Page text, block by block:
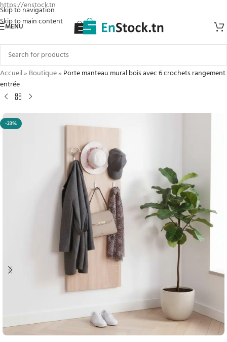
https://enstock.tn
Skip to navigation
Skip to main content
MENU
Accueil» Boutique» Porte manteau mural bois avec 6 crochets rangement
entrée
-23%